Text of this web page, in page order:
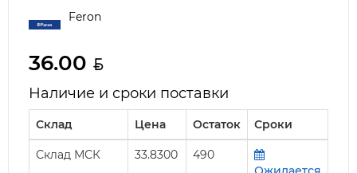
Feron
36.00
Наличие и сроки поставки
Склад Цена Остаток Сроки
Склад МСК 33.8300
490